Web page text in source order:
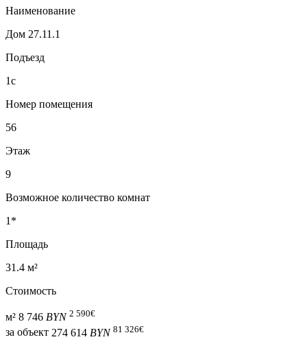
Наименование
Дом 27.11.1
Подъезд
1с
Номер помещения
56
Этаж
9
Возможное количество комнат
1*
Площадь
31.4 м²
Стоимость
м² 8 746 BYN 2 590€
за объект 274 614 BYN 81 326€